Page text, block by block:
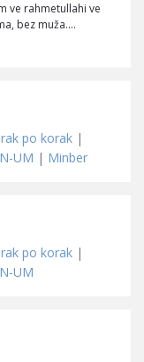
ve rahmetullahi ve
bez muža.…
po korak |
N-UM | Minber
po korak |
N-UM